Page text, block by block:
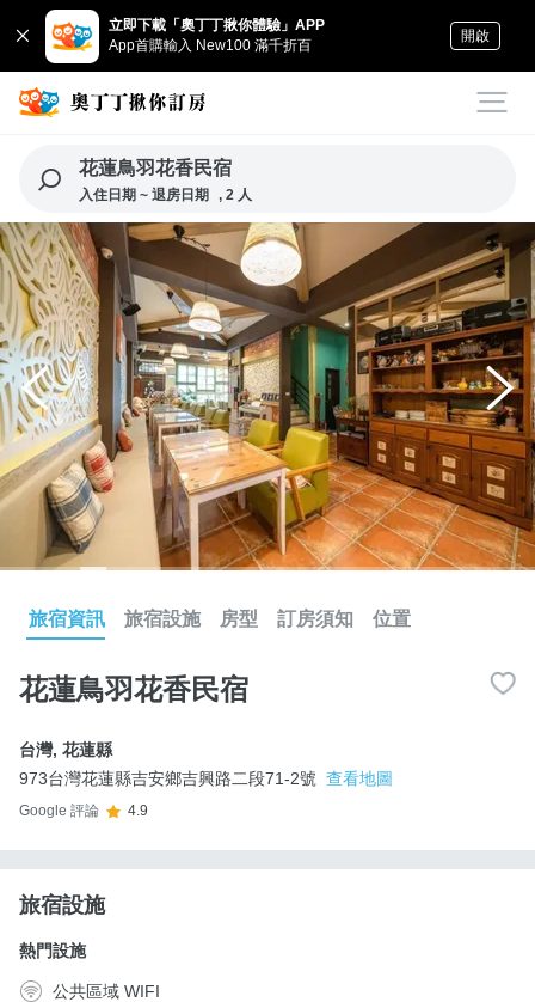
立即下載「奧丁丁揪你體驗」APP
App首購輸入 New100 滿千折百
開啟
花蓮鳥羽花香民宿
入住日期 ~ 退房日期 , 2 人
旅宿資訊 旅宿設施 房型 訂房須知 位置
花蓮鳥羽花香民宿
台灣, 花蓮縣
973台灣花蓮縣吉安鄉吉興路二段71-2號 查看地圖
Google 評論 4.9
旅宿設施
熱門設施
公共區域 WIFI